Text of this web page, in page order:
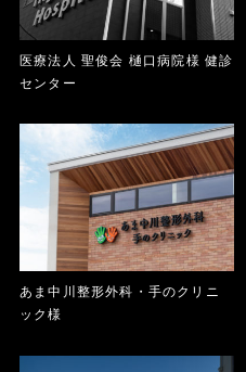
医療法人 聖俊会 樋口病院様 健診
センター
あま中川整形外科・手のクリニ
ック様